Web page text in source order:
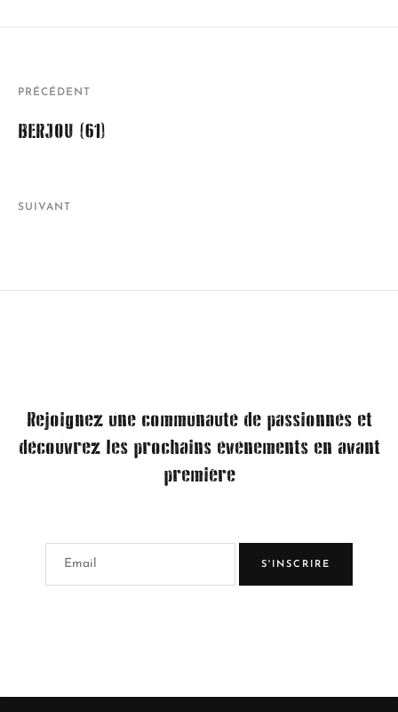
PRÉCÉDENT
BERJOU (61)
SUIVANT
Rejoignez une communauté de passionnés et
découvrez les prochains événements en avant
première
S'INSCRIRE